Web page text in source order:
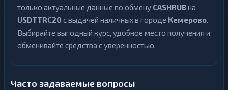
только актуальные данные по обмену CASHRUBна
USDTTRC20 с выдачей наличных в городе Кемерово.
Выбирайте выгодный курс, удобное место получения и
обменивайте средства с уверенностью.
Часто задаваемые вопросы